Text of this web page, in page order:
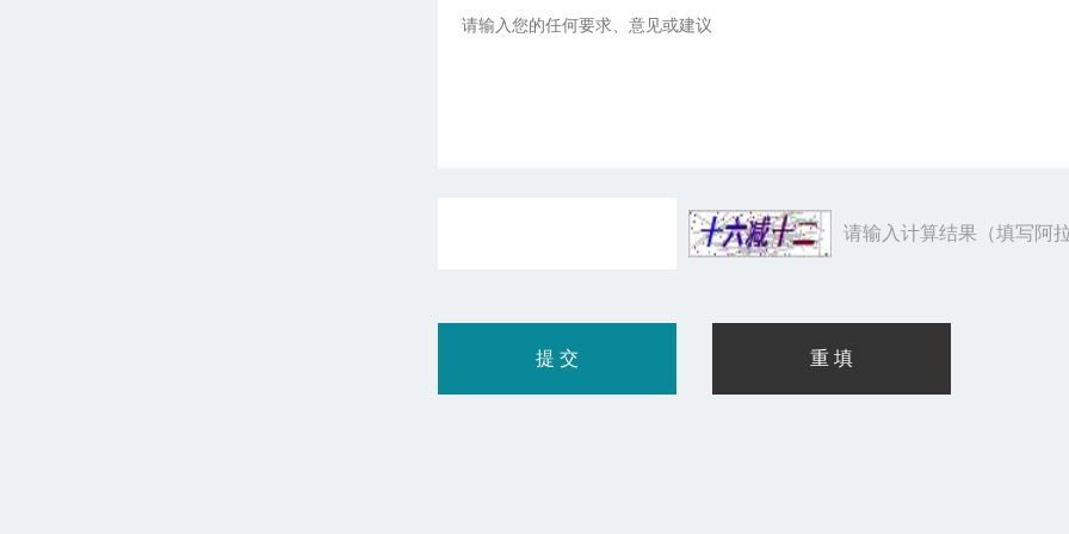
请输入计算结果（填写阿